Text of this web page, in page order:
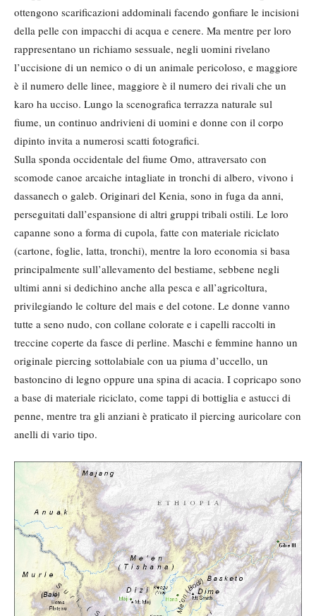
ottengono scarificazioni addominali facendo gonfiare le incisioni
della pelle con impacchi di acqua e cenere. Ma mentre per loro
rappresentano un richiamo sessuale, negli uomini rivelano
l’uccisione di un nemico o di un animale pericoloso, e maggiore
è il numero delle linee, maggiore è il numero dei rivali che un
karo ha ucciso. Lungo la scenografica terrazza naturale sul
fiume, un continuo andrivieni di uomini e donne con il corpo
dipinto invita a numerosi scatti fotografici.
Sulla sponda occidentale del fiume Omo, attraversato con
scomode canoe arcaiche intagliate in tronchi di albero, vivono i
dassanech o galeb. Originari del Kenia, sono in fuga da anni,
perseguitati dall’espansione di altri gruppi tribali ostili. Le loro
capanne sono a forma di cupola, fatte con materiale riciclato
(cartone, foglie, latta, tronchi), mentre la loro economia si basa
principalmente sull’allevamento del bestiame, sebbene negli
ultimi anni si dedichino anche alla pesca e all’agricoltura,
privilegiando le colture del mais e del cotone. Le donne vanno
tutte a seno nudo, con collane colorate e i capelli raccolti in
treccine coperte da fasce di perline. Maschi e femmine hanno un
originale piercing sottolabiale con ua piuma d’uccello, un
bastoncino di legno oppure una spina di acacia. I copricapo sono
a base di materiale riciclato, come tappi di bottiglia e astucci di
penne, mentre tra gli anziani è praticato il piercing auricolare con
anelli di vario tipo.